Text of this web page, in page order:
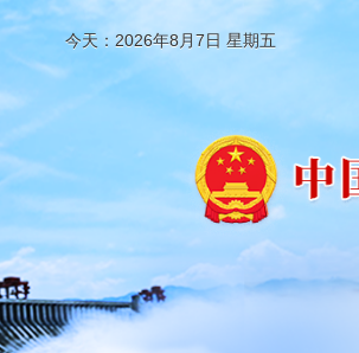
今天：2026年8月7日 星期五